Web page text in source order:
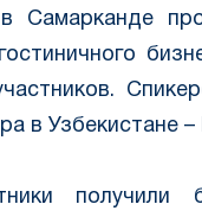
Самарканде
в Узбекистане
получили